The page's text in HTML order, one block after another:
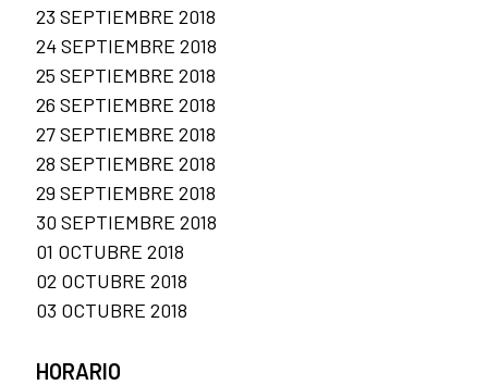
23 SEPTIEMBRE 2018
24 SEPTIEMBRE 2018
25 SEPTIEMBRE 2018
26 SEPTIEMBRE 2018
27 SEPTIEMBRE 2018
28 SEPTIEMBRE 2018
29 SEPTIEMBRE 2018
30 SEPTIEMBRE 2018
01 OCTUBRE 2018
02 OCTUBRE 2018
03 OCTUBRE 2018
HORARIO